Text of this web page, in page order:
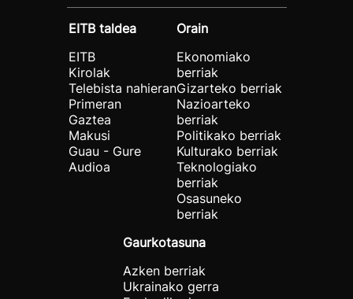
EITB taldea
EITB
Kirolak
Telebista nahieran
Primeran
Gaztea
Makusi
Guau - Gure
Audioa
Orain
Ekonomiako
berriak
Gizarteko berriak
Nazioarteko
berriak
Politikako berriak
Kulturako berriak
Teknologiako
berriak
Osasuneko
berriak
Gaurkotasuna
Azken berriak
Ukrainako gerra